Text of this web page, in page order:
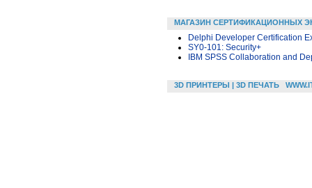
МАГАЗИН СЕРТИФИКАЦИОННЫХ
Delphi Developer Certification
SY0-101: Security+
IBM SPSS Collaboration and
3D ПРИНТЕРЫ | 3D ПЕЧАТЬ